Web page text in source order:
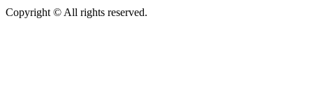
Copyright © All rights reserved.